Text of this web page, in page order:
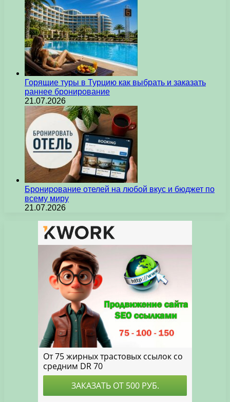
Горящие туры в Турцию как выбрать и заказать
раннее бронирование
21.07.2026
Бронирование отелей на любой вкус и бюджет по
всему миру
21.07.2026